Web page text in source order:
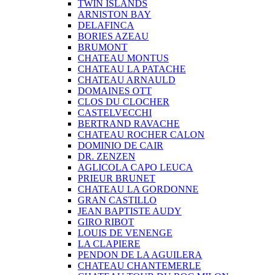
TWIN ISLANDS
ARNISTON BAY
DELAFINCA
BORIES AZEAU
BRUMONT
CHATEAU MONTUS
CHATEAU LA PATACHE
CHATEAU ARNAULD
DOMAINES OTT
CLOS DU CLOCHER
CASTELVECCHI
BERTRAND RAVACHE
CHATEAU ROCHER CALON
DOMINIO DE CAIR
DR. ZENZEN
AGLICOLA CAPO LEUCA
PRIEUR BRUNET
CHATEAU LA GORDONNE
GRAN CASTILLO
JEAN BAPTISTE AUDY
GIRO RIBOT
LOUIS DE VENENGE
LA CLAPIERE
PENDON DE LA AGUILERA
CHATEAU CHANTEMERLE